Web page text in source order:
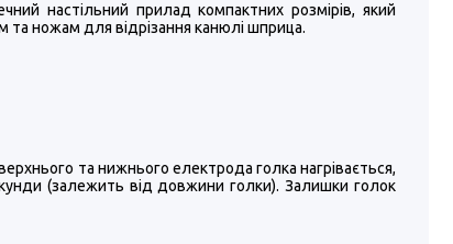
настільний прилад компактних розмірів, який
та ножам для відрізання канюлі шприца.
та нижнього електрода голка нагрівається,
(залежить від довжини голки). Залишки голок